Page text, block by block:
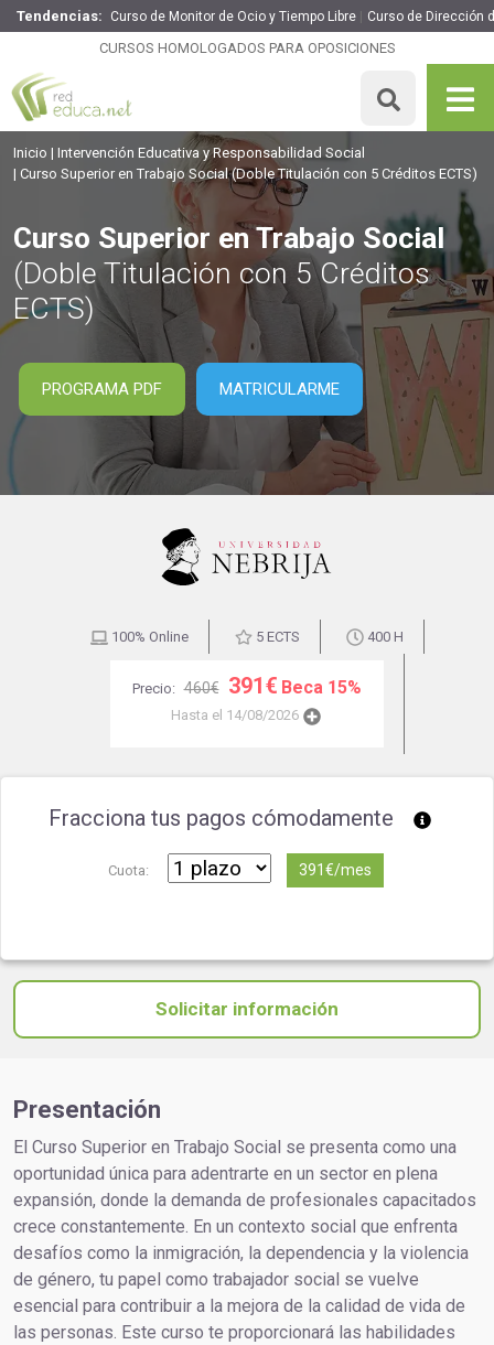
Tendencias: Curso de Monitor de Ocio y Tiempo Libre Curso de Dirección
CURSOS HOMOLOGADOS PARA OPOSICIONES
Curso Superior en Trabajo Social
Inicio
Intervención Educativa y Responsabilidad Social
Curso Superior en Trabajo Social(Doble Titulación con 5 Créditos ECTS)
Curso Superior en Trabajo Social
(Doble Titulación con 5 Créditos
ECTS)
PROGRAMA PDF MATRICULARME
100% Online 5 ECTS 400 H
Precio: 460€ 391€ Beca 15%
Hasta el 14/08/2026
Fracciona tus pagos cómodamente
Cuota: 391€/mes
Solicitar información
Presentación
El Curso Superior en Trabajo Social se presenta como una
oportunidad única para adentrarte en un sector en plena
expansión, donde la demanda de profesionales capacitados
crece constantemente. En un contexto social que enfrenta
desafíos como la inmigración, la dependencia y la violencia
de género, tu papel como trabajador social se vuelve
esencial para contribuir a la mejora de la calidad de vida de
las personas. Este curso te proporcionará las habilidades